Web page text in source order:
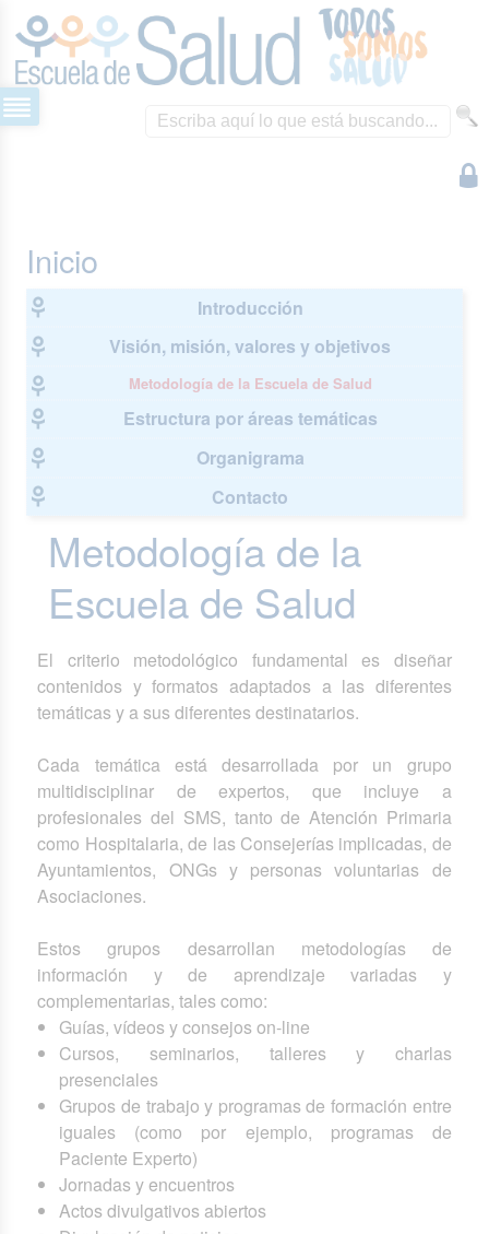
Inicio
Introducción
Visión, misión, valores y objetivos
Metodología de la Escuela de Salud
Estructura por áreas temáticas
Organigrama
Contacto
Metodología de la
Escuela de Salud
El criterio metodológico fundamental es diseñar
contenidos y formatos adaptados a las diferentes
temáticas y a sus diferentes destinatarios.
Cada temática está desarrollada por un grupo
multidisciplinar de expertos, que incluye a
profesionales del SMS, tanto de Atención Primaria
como Hospitalaria, de las Consejerías implicadas, de
Ayuntamientos, ONGs y personas voluntarias de
Asociaciones.
Estos grupos desarrollan metodologías de
información y de aprendizaje variadas y
complementarias, tales como:
Guías, vídeos y consejos on-line
Cursos, seminarios, talleres y charlas
presenciales
Grupos de trabajo y programas de formación entre
iguales (como por ejemplo, programas de
Paciente Experto)
Jornadas y encuentros
Actos divulgativos abiertos